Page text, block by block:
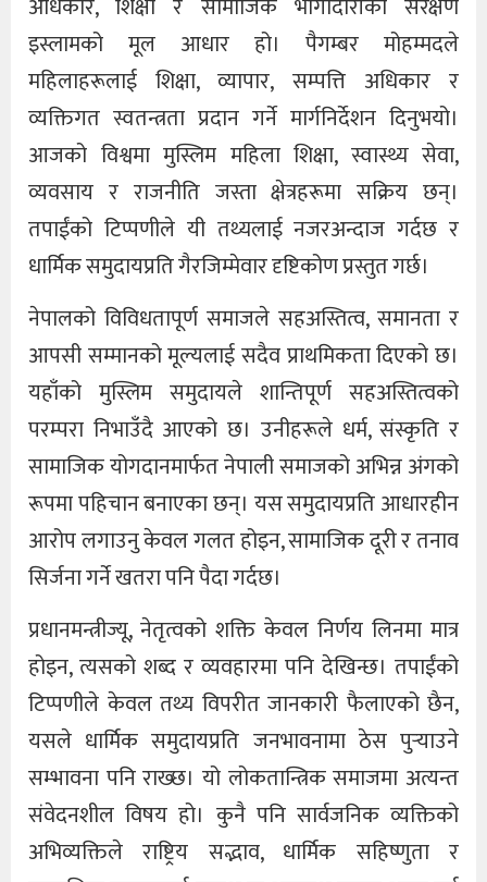
इस्लामको मूल आधार हो। पैगम्बर मोहम्मदले
महिलाहरूलाई शिक्षा, व्यापार, सम्पत्ति अधिकार र
व्यक्तिगत स्वतन्त्रता प्रदान गर्ने मार्गनिर्देशन दिनुभयो।
आजको विश्वमा मुस्लिम महिला शिक्षा, स्वास्थ्य सेवा,
व्यवसाय र राजनीति जस्ता क्षेत्रहरूमा सक्रिय छन्।
तपाईंको टिप्पणीले यी तथ्यलाई नजरअन्दाज गर्दछ र
धार्मिक समुदायप्रति गैरजिम्मेवार दृष्टिकोण प्रस्तुत गर्छ।
नेपालको विविधतापूर्ण समाजले सहअस्तित्व, समानता र
आपसी सम्मानको मूल्यलाई सदैव प्राथमिकता दिएको छ।
यहाँको मुस्लिम समुदायले शान्तिपूर्ण सहअस्तित्वको
परम्परा निभाउँदै आएको छ। उनीहरूले धर्म, संस्कृति र
सामाजिक योगदानमार्फत नेपाली समाजको अभिन्न अंगको
रूपमा पहिचान बनाएका छन्। यस समुदायप्रति आधारहीन
आरोप लगाउनु केवल गलत होइन, सामाजिक दूरी र तनाव
सिर्जना गर्ने खतरा पनि पैदा गर्दछ।
प्रधानमन्त्रीज्यू, नेतृत्वको शक्ति केवल निर्णय लिनमा मात्र
होइन, त्यसको शब्द र व्यवहारमा पनि देखिन्छ। तपाईंको
टिप्पणीले केवल तथ्य विपरीत जानकारी फैलाएको छैन,
यसले धार्मिक समुदायप्रति जनभावनामा ठेस पुर्‍याउने
सम्भावना पनि राख्छ। यो लोकतान्त्रिक समाजमा अत्यन्त
संवेदनशील विषय हो। कुनै पनि सार्वजनिक व्यक्तिको
अभिव्यक्तिले राष्ट्रिय सद्भाव, धार्मिक सहिष्णुता र